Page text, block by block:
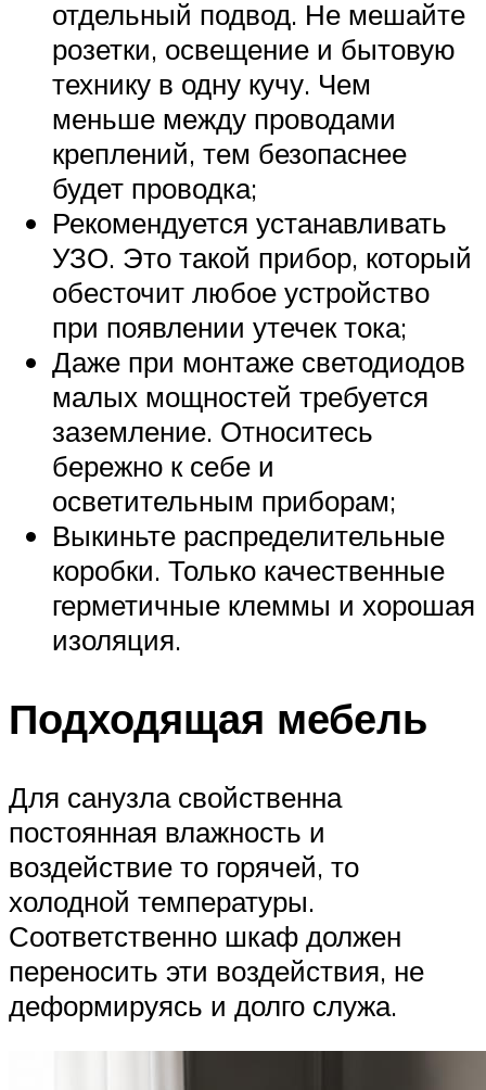
отдельный подвод. Не мешайте
розетки, освещение и бытовую
технику в одну кучу. Чем
меньше между проводами
креплений, тем безопаснее
будет проводка;
Рекомендуется устанавливать
УЗО. Это такой прибор, который
обесточит любое устройство
при появлении утечек тока;
Даже при монтаже светодиодов
малых мощностей требуется
заземление. Относитесь
бережно к себе и
осветительным приборам;
Выкиньте распределительные
коробки. Только качественные
герметичные клеммы и хорошая
изоляция.
Подходящая мебель
Для санузла свойственна
постоянная влажность и
воздействие то горячей, то
холодной температуры.
Соответственно шкаф должен
переносить эти воздействия, не
деформируясь и долго служа.